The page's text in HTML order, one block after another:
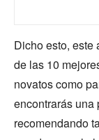
Dicho esto, este
de las 10
novatos como
encontrarás una
recomendando